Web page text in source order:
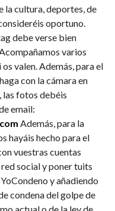
la cultura, deportes, de
oportuno.
debe verse bien
varios
valen. Además, para el
con la cámara en
fotos debéis
email:
Además, para la
hayáis hecho para el
vuestras cuentas
social y poner tuits
y añadiendo
condena del golpe de